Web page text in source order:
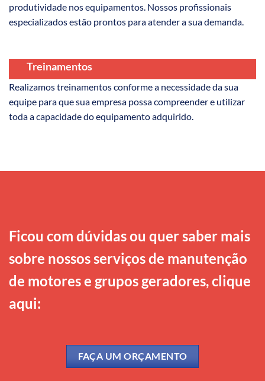
produtividade nos equipamentos. Nossos profissionais
especializados estão prontos para atender a sua demanda.
Treinamentos
Realizamos treinamentos conforme a necessidade da sua
equipe para que sua empresa possa compreender e utilizar
toda a capacidade do equipamento adquirido.
Ficou com dúvidas ou quer saber mais
sobre nossos serviços de manutenção
de motores e grupos geradores, clique
aqui:
FAÇA UM ORÇAMENTO